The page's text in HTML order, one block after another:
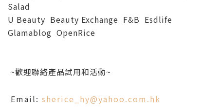
Salad
U Beauty Beauty Exchange F&B Esdlife
Glamablog OpenRice
~歡迎聯絡產品試用和活動~
Email: sherice_hy@yahoo.com.hk